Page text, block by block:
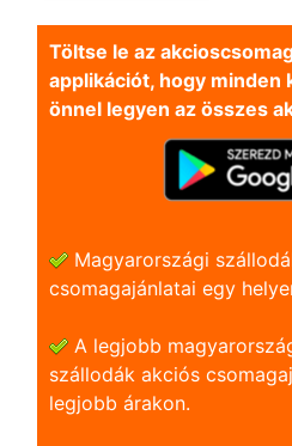
Töltse le az
applikációt, hogy minden
önnel legyen az összes
Magyarországi
csomagajánlatai egy
A legjobb
szállodák akciós
legjobb árakon.